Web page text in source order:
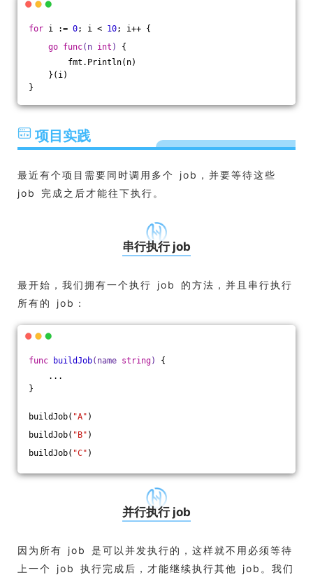
for i := 0; i < 10; i++ {
go func(n int )
{
fmt.Println(n)
}(i)
}
项目实践
最近有个项目需要同时调用多个 job，并要等待这些
job 完成之后才能往下执行。
串行执行 job
最开始，我们拥有一个执行 job 的方法，并且串行执行
所有的 job：
func buildJob(name string)
{
...
}
buildJob( "A" )
buildJob( "B" )
buildJob( "C" )
并行执行 job
因为所有 job 是可以并发执行的，这样就不用必须等待
上一个 job 执行完成后，才能继续执行其他 job。我们